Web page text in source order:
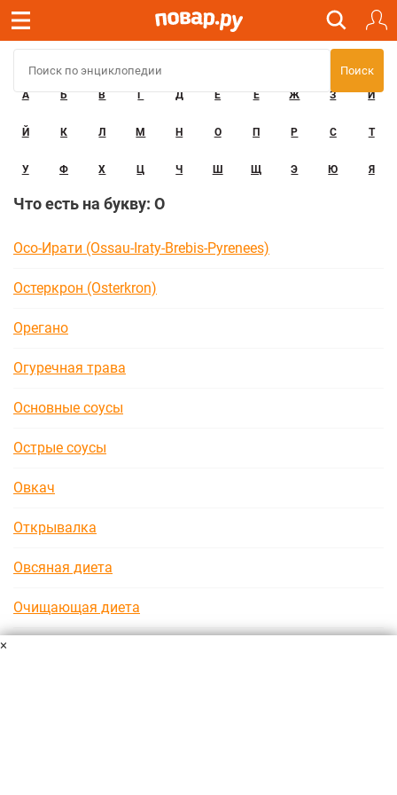
А Б В Г Д Е Ё Ж З И
Й К Л М Н О П Р С Т
У Ф Х Ц Ч Ш Щ Э Ю Я
Что есть на букву: О
Осо-Ирати (Ossau-Iraty-Brebis-Pyrenees)
Остеркрон (Osterkron)
Орегано
Огуречная трава
Основные соусы
Острые соусы
Овкач
Открывалка
Овсяная диета
Очищающая диета
×